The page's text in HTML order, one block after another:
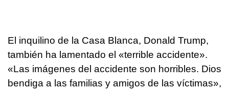
El inquilino de la Casa Blanca, Donald Trump,
también ha lamentado el «terrible accidente».
«Las imágenes del accidente son horribles. Dios
bendiga a las familias y amigos de las víctimas»,